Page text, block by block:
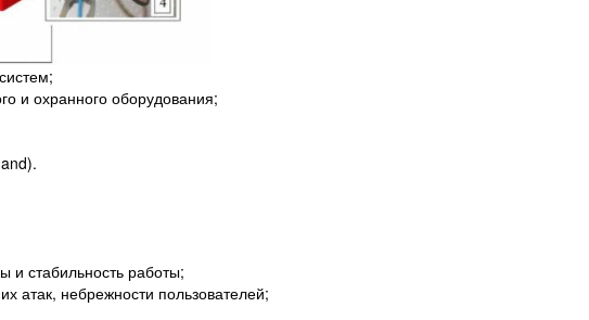
и охранного оборудования;
и стабильность работы;
атак, небрежности пользователей;